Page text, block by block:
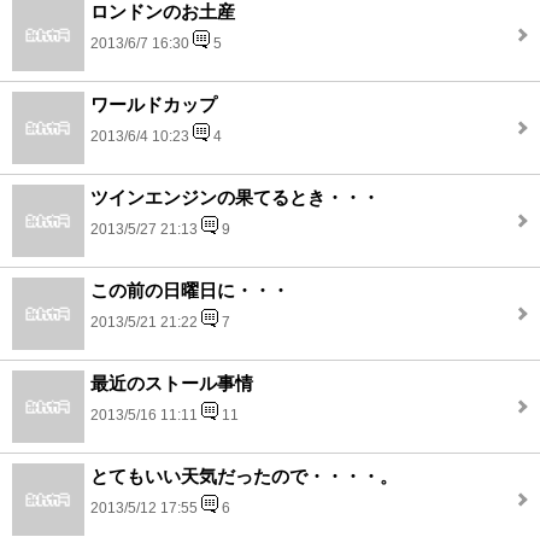
ロンドンのお土産
2013/6/7 16:30 5
ワールドカップ
2013/6/4 10:23 4
ツインエンジンの果てるとき・・・
2013/5/27 21:13 9
この前の日曜日に・・・
2013/5/21 21:22 7
最近のストール事情
2013/5/16 11:11 11
とてもいい天気だったので・・・・。
2013/5/12 17:55 6